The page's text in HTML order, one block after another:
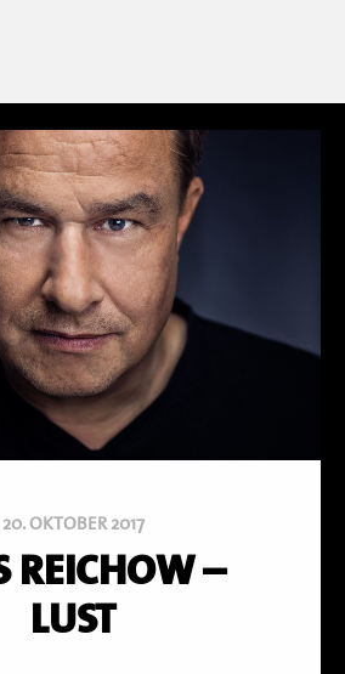
20. OKTOBER 2017
REICHOW –
LUST